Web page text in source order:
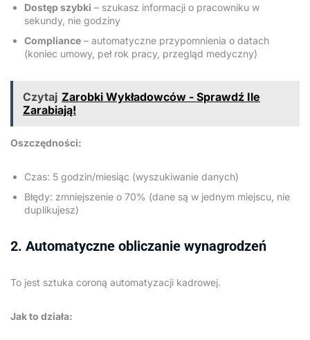
Dostęp szybki – szukasz informacji o pracowniku w
sekundy, nie godziny
Compliance – automatyczne przypomnienia o datach
(koniec umowy, peł rok pracy, przegląd medyczny)
Czytaj Zarobki Wykładowców - Sprawdź Ile
Zarabiają!
Oszczędności:
Czas: 5 godzin/miesiąc (wyszukiwanie danych)
Błędy: zmniejszenie o 70% (dane są w jednym miejscu, nie
duplikujesz)
2. Automatyczne obliczanie wynagrodzeń
To jest sztuka coroną automatyzacji kadrowej.
Jak to działa: